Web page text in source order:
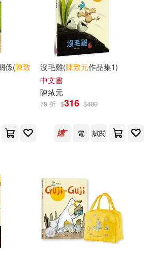
周逸芬(13)
基(4)
斯卡(4)
蘇紹連(2)
(陳致元)(1)
展開
和英(16)
(12)
係(陳致
沒毛雞(陳致元作品集1)
中文書
陳致元
79 折 $316 $400
電 試閱